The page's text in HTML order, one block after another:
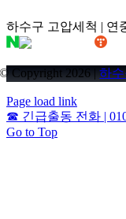
하수구 고압세척 | 연
© Copyright 2026 |하
Page load link
☎ 긴급출동 전화 |
Go to Top